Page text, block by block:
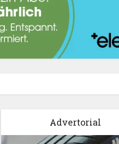
Advertorial